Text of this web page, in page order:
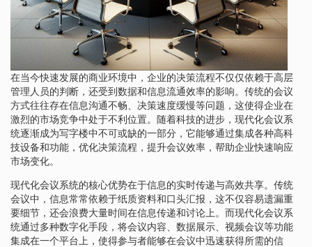
在当今快速发展的商业环境中，企业的决策流程不仅仅依赖于高层
管理人员的判断，还受到数据和信息流通效率的影响。传统的会议
方式往往存在信息沟通不畅、决策速度缓慢等问题，这使得企业在
激烈的市场竞争中处于不利位置。随着科技的进步，现代化会议系
统逐渐成为写字楼中不可或缺的一部分，它能够通过集成各种高科
技设备和功能，优化决策流程，提升会议效率，帮助企业快速响应
市场变化。
现代化会议系统的核心优势在于信息的实时传递与高效共享。传统
会议中，信息常常依赖于纸质资料和口头汇报，这不仅容易遗漏重
要细节，还会浪费大量时间在信息传递和讨论上。而现代化会议系
统通过多种数字化手段，将会议内容、数据展示、视频会议等功能
集成在一个平台上，使得参与者能够在会议中迅速获得所需的信